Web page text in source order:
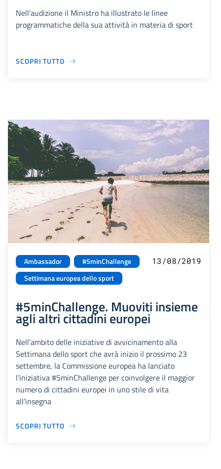
Nell'audizione il Ministro ha illustrato le linee
programmatiche della sua attività in materia di sport
SCOPRI TUTTO
Ambassador
#5minChallenge
Settimana europea dello sport
13/08/2019
#5minChallenge. Muoviti insieme
agli altri cittadini europei
Nell’ambito delle iniziative di avvicinamento alla
Settimana dello sport che avrà inizio il prossimo 23
settembre, la Commissione europea ha lanciato
l’iniziativa #5minChallenge per coinvolgere il maggior
numero di cittadini europei in uno stile di vita
all’insegna
SCOPRI TUTTO